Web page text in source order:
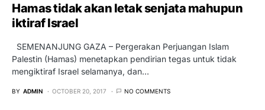
Hamas tidak akan letak senjata mahupun
iktiraf Israel
SEMENANJUNG GAZA – Pergerakan Perjuangan Islam
Palestin (Hamas) menetapkan pendirian tegas untuk tidak
mengiktiraf Israel selamanya, dan…
BY ADMIN OCTOBER 20, 2017 NO COMMENTS